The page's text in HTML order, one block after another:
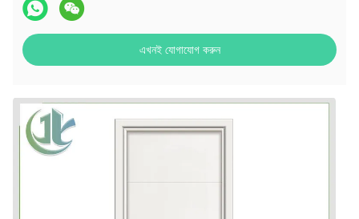
এখনই যোগাযোগ করুন